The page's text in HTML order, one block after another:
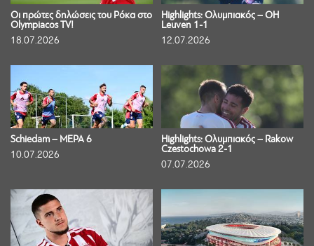
Οι πρώτες δηλώσεις του Ρόκα στο
Olympiacos TV!
18.07.2026
Highlights: Ολυμπιακός – OH
Leuven 1-1
12.07.2026
Schiedam – ΜΕΡΑ 6
10.07.2026
Highlights: Ολυμπιακός – Rakow
Czestochowa 2-1
07.07.2026